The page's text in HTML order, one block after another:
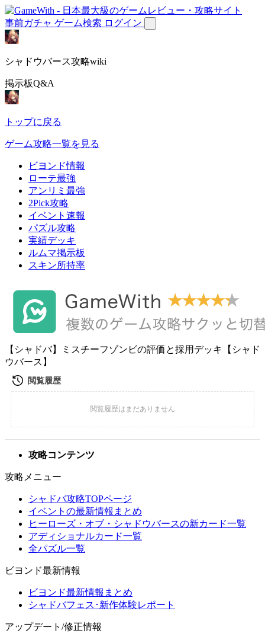
事前ガチャ ゲーム検索 ログイン
シャドウバース攻略wiki
掲示板Q&A
トップに戻る
ゲーム攻略一覧を見る
ビヨンド情報
ローテ最強
アンリミ最強
2Pick攻略
イベント速報
パズル攻略
実績デッキ
ルムマ掲示板
スキン所持率
【シャドバ】ミスチーフゾンビの評価と採用デッキ【シャド
ウバース】
攻略コンテンツ
攻略メニュー
シャドバ攻略TOPページ
イベントの最新情報まとめ
ヒーローズ・オブ・シャドウバースの新カード一覧
アディショナルカード一覧
全パズル一覧
ビヨンド最新情報
ビヨンド最新情報まとめ
シャドバフェス･新作体験レポート
アップデート/修正情報